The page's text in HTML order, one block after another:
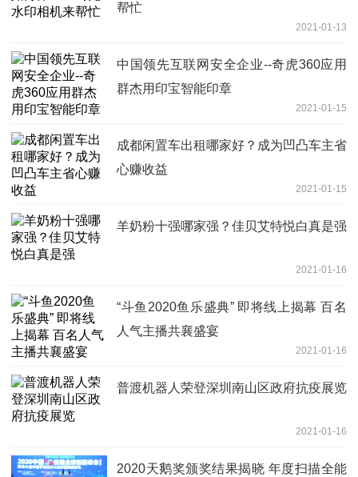
帮忙
2021-01-13
中国领先互联网安全企业--奇虎360应用
群杰用印宝智能印章
2021-01-15
成都闲置车出租哪家好？成为凹凸车主省
心赚收益
2021-01-15
羊奶粉十强哪家强？佳贝艾特悦白真是强
2021-01-16
“斗鱼2020鱼乐盛典” 即将线上揭幕 百名
人气主播共襄盛宴
2021-01-16
普渡机器人荣登深圳南山区政府抗疫展览
2021-01-16
2020天鹅奖颁奖结果揭晓 年度扫描全能